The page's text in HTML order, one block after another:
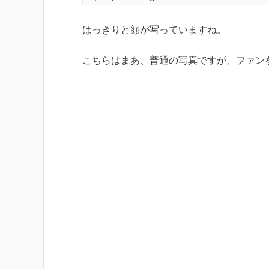
はっきりと顔が写っていますね。
こちらはまあ、普通の写真ですが、ファン